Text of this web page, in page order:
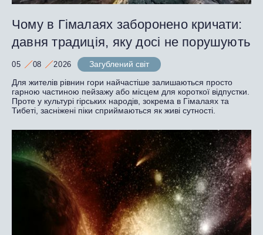
Чому в Гімалаях заборонено кричати:
давня традиція, яку досі не порушують
05 08 2026
Загублений світ
Для жителів рівнин гори найчастіше залишаються просто
гарною частиною пейзажу або місцем для короткої відпустки.
Проте у культурі гірських народів, зокрема в Гімалаях та
Тибеті, засніжені піки сприймаються як живі сутності.